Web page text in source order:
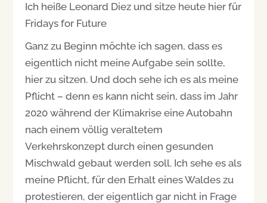
Ich heiße Leonard Diez und sitze heute hier für
Fridays for Future
Ganz zu Beginn möchte ich sagen, dass es
eigentlich nicht meine Aufgabe sein sollte,
hier zu sitzen. Und doch sehe ich es als meine
Pflicht – denn es kann nicht sein, dass im Jahr
2020 während der Klimakrise eine Autobahn
nach einem völlig veraltetem
Verkehrskonzept durch einen gesunden
Mischwald gebaut werden soll. Ich sehe es als
meine Pflicht, für den Erhalt eines Waldes zu
protestieren, der eigentlich gar nicht in Frage